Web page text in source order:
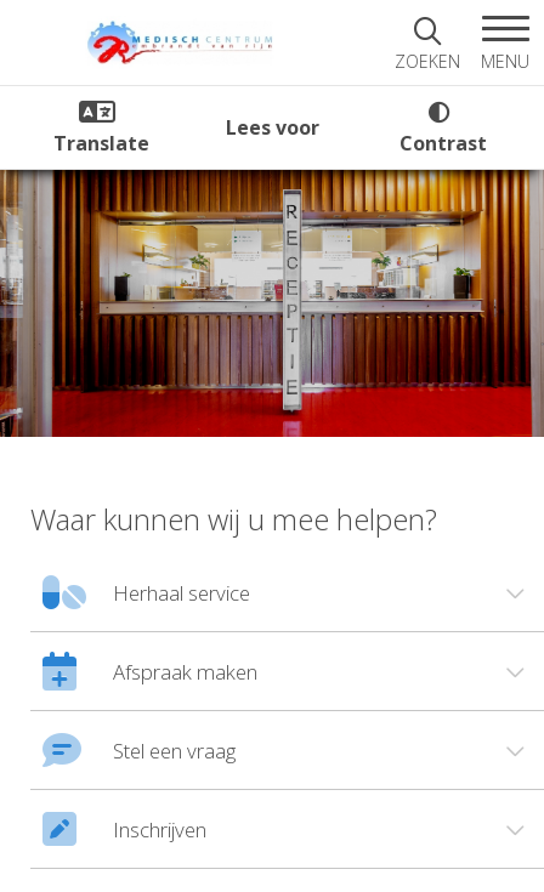
ZOEKEN MENU
Translate
Lees voor
Contrast
Waar kunnen wij u mee helpen?
Herhaal service
Afspraak maken
Stel een vraag
Inschrijven